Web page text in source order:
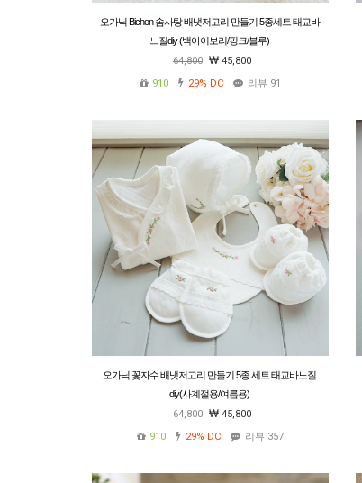
오가닉 Bichon 솜사탕 배냇저고리 만들기 5종세트 태교바
느질diy (백아이보리/핑크/블루)
64,800
45,800
910
29% DC 리뷰 91
오가닉 꽃자수 배냇저고리 만들기 5종 세트 태교바느질
diy(사계절용/여름용)
64,800
45,800
910
29% DC 리뷰 357